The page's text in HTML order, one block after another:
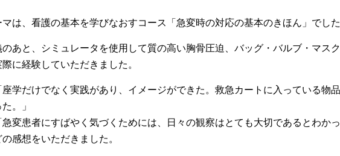
マは、看護の基本を学びなおすコース「急変時の対応の基本のきほん」でした
のあと、シミュレータを使用して質の高い胸骨圧迫、バッグ・バルブ・マス
際に経験していただきました。
座学だけでなく実践があり、イメージができた。救急カートに入っている物
。」
急変患者にすばやく気づくためには、日々の観察はとても大切であるとわかっ
の感想をいただきました。